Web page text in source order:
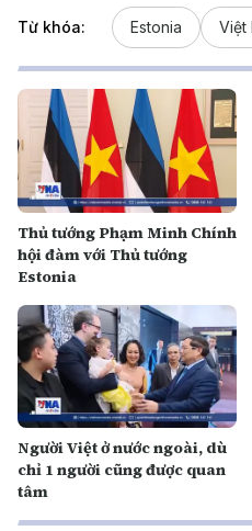
Từ khóa: Estonia Việt
Thủ tướng Phạm Minh Chính
hội đàm với Thủ tướng
Estonia
Người Việt ở nước ngoài, dù
chỉ 1 người cũng được quan
tâm